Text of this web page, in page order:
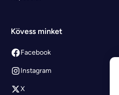
Kövess minket
Facebook
Instagram
X